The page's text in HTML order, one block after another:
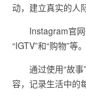
动，建立真实的人
Instagram官网
“IGTV”和“购物”等。
通过使用“故事”
容，记录生活中的